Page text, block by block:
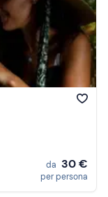
da 30 €
per persona